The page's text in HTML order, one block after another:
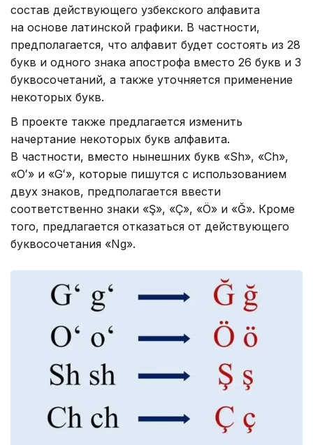
состав действующего узбекского алфавита
на основе латинской графики. В частности,
предполагается, что алфавит будет состоять из 28
букв и одного знака апострофа вместо 26 букв и 3
буквосочетаний, а также уточняется применение
некоторых букв.
В проекте также предлагается изменить
начертание некоторых букв алфавита.
В частности, вместо нынешних букв «Sh», «Ch»,
«Oʻ» и «Gʻ», которые пишутся с использованием
двух знаков, предполагается ввести
соответственно знаки «Ş», «Ç», «Ö» и «Ğ». Кроме
того, предлагается отказаться от действующего
буквосочетания «Ng».